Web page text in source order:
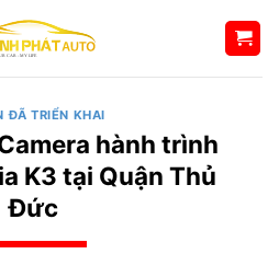
ĐÃ TRIỂN KHAI
hành trình
K3 tại Quận Thủ
Đức